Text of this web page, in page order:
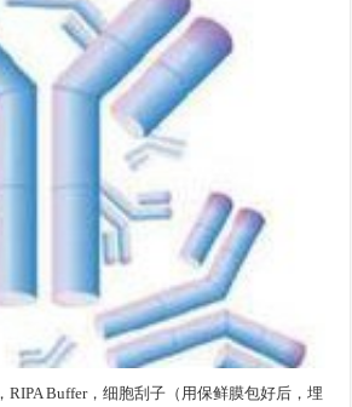
RIPA Buffer，细胞刮子（用保鲜膜包好后，埋